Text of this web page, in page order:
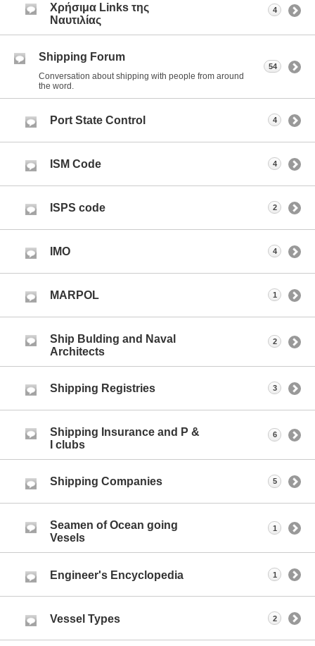
Χρήσιμα Links της
Ναυτιλίας
4
Shipping Forum
Conversation about shipping with people from around
the word.
54
Port State Control 4
ISM Code 4
ISPS code 2
IMO 4
MARPOL 1
Ship Bulding and Naval
Architects
2
Shipping Registries 3
Shipping Insurance and P &
I clubs
6
Shipping Companies 5
Seamen of Ocean going
Vesels
1
Engineer's Encyclopedia 1
Vessel Types 2